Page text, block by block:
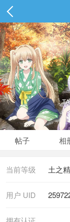
帖子 相
当前等级 土之
用户 UID